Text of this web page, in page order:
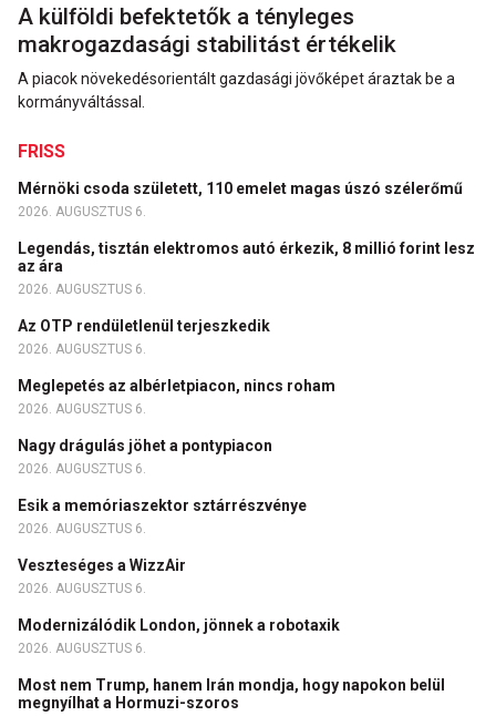
A külföldi befektetők a tényleges
makrogazdasági stabilitást értékelik
A piacok növekedésorientált gazdasági jövőképet áraztak be a
kormányváltással.
FRISS
Mérnöki csoda született, 110 emelet magas úszó szélerőmű
2026. AUGUSZTUS 6.
Legendás, tisztán elektromos autó érkezik, 8 millió forint lesz
az ára
2026. AUGUSZTUS 6.
Az OTP rendületlenül terjeszkedik
2026. AUGUSZTUS 6.
Meglepetés az albérletpiacon, nincs roham
2026. AUGUSZTUS 6.
Nagy drágulás jöhet a pontypiacon
2026. AUGUSZTUS 6.
Esik a memóriaszektor sztárrészvénye
2026. AUGUSZTUS 6.
Veszteséges a WizzAir
2026. AUGUSZTUS 6.
Modernizálódik London, jönnek a robotaxik
2026. AUGUSZTUS 6.
Most nem Trump, hanem Irán mondja, hogy napokon belül
megnyílhat a Hormuzi-szoros